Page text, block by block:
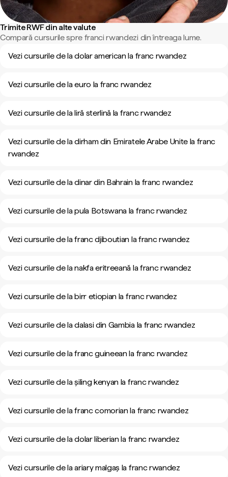
Trimite RWF din alte valute
Compară cursurile spre franci rwandezi din întreaga lume.
Vezi cursurile de la dolar american la franc rwandez
Vezi cursurile de la euro la franc rwandez
Vezi cursurile de la liră sterlină la franc rwandez
Vezi cursurile de la dirham din Emiratele Arabe Unite la franc
rwandez
Vezi cursurile de la dinar din Bahrain la franc rwandez
Vezi cursurile de la pula Botswana la franc rwandez
Vezi cursurile de la franc djiboutian la franc rwandez
Vezi cursurile de la nakfa eritreeană la franc rwandez
Vezi cursurile de la birr etiopian la franc rwandez
Vezi cursurile de la dalasi din Gambia la franc rwandez
Vezi cursurile de la franc guineean la franc rwandez
Vezi cursurile de la șiling kenyan la franc rwandez
Vezi cursurile de la franc comorian la franc rwandez
Vezi cursurile de la dolar liberian la franc rwandez
Vezi cursurile de la ariary malgaș la franc rwandez